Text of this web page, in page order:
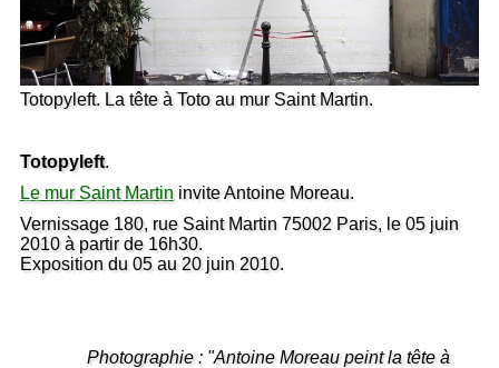
Totopyleft. La tête à Toto au mur Saint Martin.
Totopyleft.
Le mur Saint Martin invite Antoine Moreau.
Vernissage 180, rue Saint Martin 75002 Paris, le 05 juin
2010 à partir de 16h30.
Exposition du 05 au 20 juin 2010.
Photographie : "Antoine Moreau peint la tête à